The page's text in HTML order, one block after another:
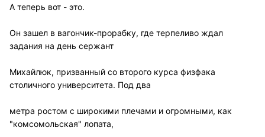
А теперь вот - это.
Он зашел в вагончик-прорабку, где терпеливо ждал
задания на день сержант
Михайлюк, призванный со второго курса физфака
столичного университета. Под два
метра ростом с широкими плечами и огромными, как
"комсомольская" лопата,